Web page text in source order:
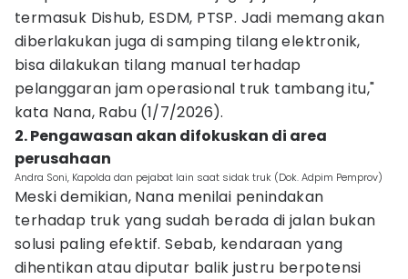
termasuk Dishub, ESDM, PTSP. Jadi memang akan
diberlakukan juga di samping tilang elektronik,
bisa dilakukan tilang manual terhadap
pelanggaran jam operasional truk tambang itu,"
kata Nana, Rabu (1/7/2026).
2. Pengawasan akan difokuskan di area
perusahaan
Andra Soni, Kapolda dan pejabat lain saat sidak truk (Dok. Adpim Pemprov)
Meski demikian, Nana menilai penindakan
terhadap truk yang sudah berada di jalan bukan
solusi paling efektif. Sebab, kendaraan yang
dihentikan atau diputar balik justru berpotensi